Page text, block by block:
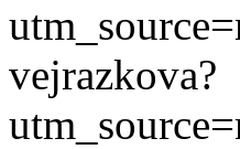
vejrazkova?